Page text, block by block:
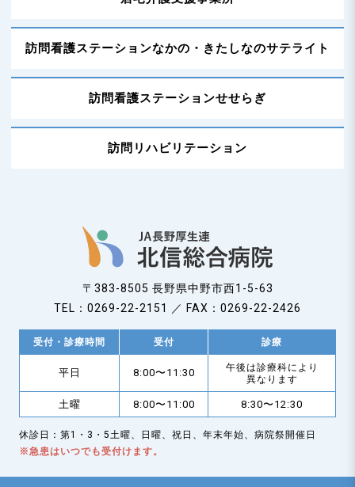
訪問看護ステーションなかの・ きたしなのサテライト
訪問看護ステーションせせらぎ
訪問リハビリテーション
〒383-8505 長野県中野市西1-5-63
TEL：0269-22-2151 ／ FAX：0269-22-2426
受付・診療時間 受付 診療
平日 8:00〜11:30
午後は診療科により
異なります
土曜 8:00〜11:00 8:30〜12:30
休診日：第1・3・5土曜、日曜、祝日、年末年始、病院祭開催日
※急患はいつでも受付けます。